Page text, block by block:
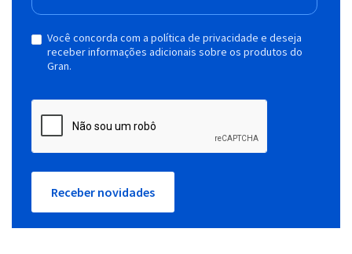
Você concorda com a política de privacidade e deseja
receber informações adicionais sobre os produtos do
Gran.
Receber novidades